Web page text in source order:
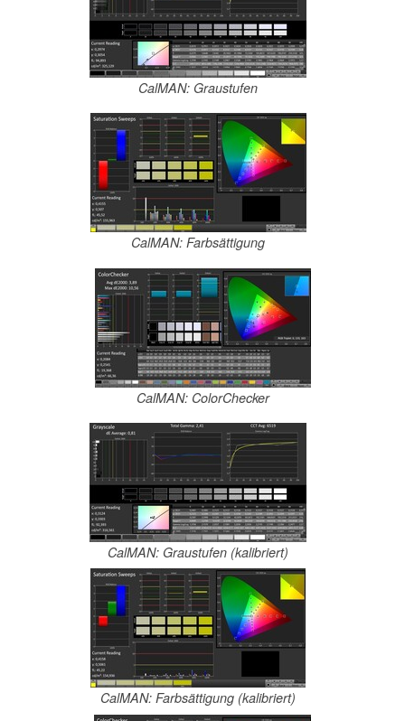
CalMAN: Graustufen
CalMAN: Farbsättigung
CalMAN: ColorChecker
CalMAN: Graustufen (kalibriert)
CalMAN: Farbsättigung (kalibriert)